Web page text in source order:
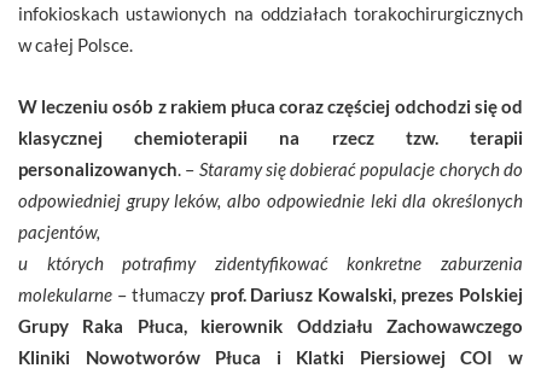
infokioskach ustawionych na oddziałach torakochirurgicznych
w całej Polsce.
W leczeniu osób z rakiem płuca coraz częściej odchodzi się od
klasycznej chemioterapii na rzecz tzw. terapii
personalizowanych . – Staramy się dobierać populacje chorych do
odpowiedniej grupy leków, albo odpowiednie leki dla określonych
pacjentów,
u których potrafimy zidentyfikować konkretne zaburzenia
molekularne – tłumaczy prof. Dariusz Kowalski, prezes Polskiej
Grupy Raka Płuca, kierownik Oddziału Zachowawczego
Kliniki Nowotworów Płuca i Klatki Piersiowej COI w